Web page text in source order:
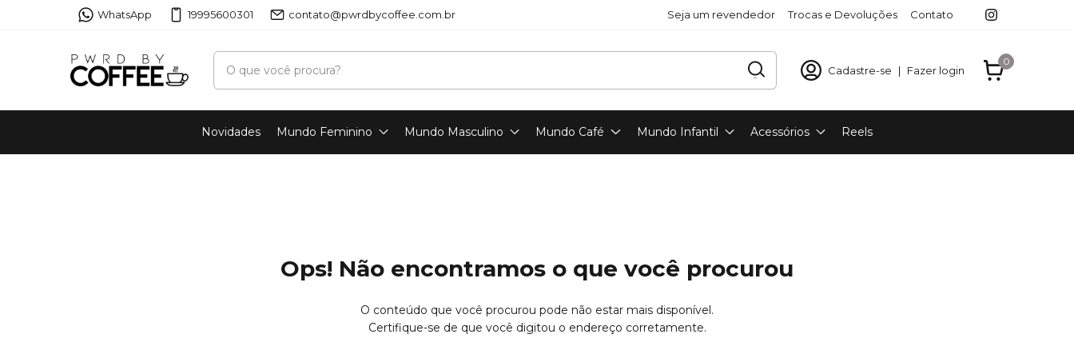
WhatsApp 19995600301 contato@pwrdbycoffee.com.br Seja um revendedor Trocas e Devoluções Contato
Cadastre-se | Fazer login
0
Novidades Mundo Feminino Mundo Masculino Mundo Café Mundo Infantil Acessórios Reels
Ops! Não encontramos o que você procurou
O conteúdo que você procurou pode não estar mais disponível.
Certifique-se de que você digitou o endereço corretamente.